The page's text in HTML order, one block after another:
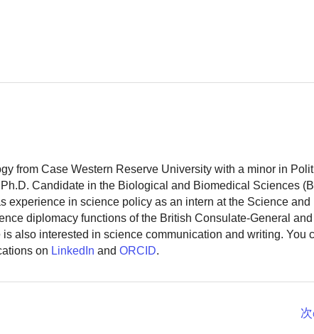
from Case Western Reserve University with a minor in
Candidate in the Biological and Biomedical Sciences
experience in science policy as an intern at the Science and
diplomacy functions of the British Consulate-General
also interested in science communication and writing. You
on LinkedIn andORCID.